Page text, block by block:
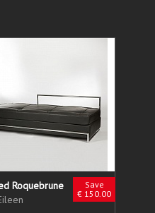
Save
€ 150.00
Roquebrune